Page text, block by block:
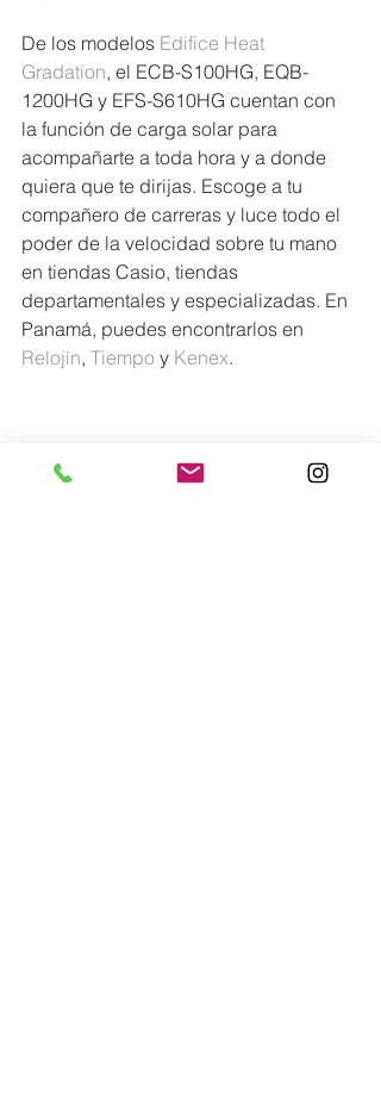
De los modelos Edifice Heat
Gradation, el ECB-S100HG, EQB-
1200HG y EFS-S610HG cuentan con
la función de carga solar para
acompañarte a toda hora y a donde
quiera que te dirijas. Escoge a tu
compañero de carreras y luce todo el
poder de la velocidad sobre tu mano
en tiendas Casio, tiendas
departamentales y especializadas. En
Panamá, puedes encontrarlos en
Relojín, ​ Tiempo y Kenex.